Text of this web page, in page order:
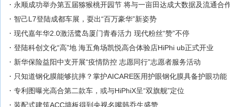
永顺成功举办第五届猕猴桃开园节 将与一亩田达成大数据及流通合
智己L7登陆成都车展，耍出“百万豪华”新姿势
现代嘉年华2.0激活鹭岛厦门青春活力 现代粉丝“赞”不停
登陆科创文化“高”地 海五角场凯悦高合体验店HiPhi ub正式开业
新华保险益阳中支开展“疫情防控 志愿同行”志愿者服务活动
只知道钢化膜能够抗摔？掌护AICARE医用护眼钢化膜具备护眼功能
专利图曝光高合第二款车，或与HiPhiX呈“双旗舰”定位
装配式建筑ACC墙板得到央视名嘴韩乔生盛赞